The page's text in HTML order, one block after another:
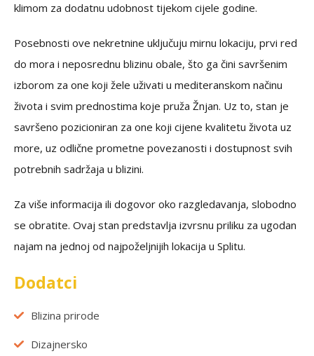
klimom za dodatnu udobnost tijekom cijele godine.
Posebnosti ove nekretnine uključuju mirnu lokaciju, prvi red
do mora i neposrednu blizinu obale, što ga čini savršenim
izborom za one koji žele uživati u mediteranskom načinu
života i svim prednostima koje pruža Žnjan. Uz to, stan je
savršeno pozicioniran za one koji cijene kvalitetu života uz
more, uz odlične prometne povezanosti i dostupnost svih
potrebnih sadržaja u blizini.
Za više informacija ili dogovor oko razgledavanja, slobodno
se obratite. Ovaj stan predstavlja izvrsnu priliku za ugodan
najam na jednoj od najpoželjnijih lokacija u Splitu.
Dodatci
Blizina prirode
Dizajnersko